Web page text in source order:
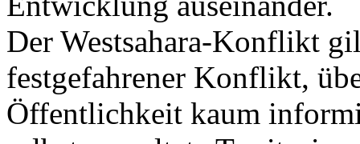
Der Westsahara-Konflikt
festgefahrener Konflikt,
Öffentlichkeit kaum